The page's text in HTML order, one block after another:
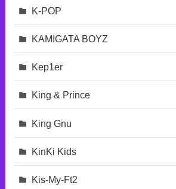
K-POP
KAMIGATA BOYZ
Kep1er
King & Prince
King Gnu
KinKi Kids
Kis-My-Ft2